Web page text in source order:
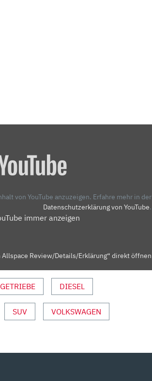
von YouTube anzuzeigen. Erfahre mehr in der
Datenschutzerklärung von YouTube.
immer anzeigen
Allspace Review/Details/Erklärung“ direkt öffnen
DIESEL
SUV VOLKSWAGEN